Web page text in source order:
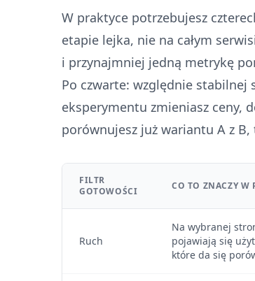
W praktyce potrzebujesz
etapie lejka, nie na całym
i przynajmniej jedną metrykę
Po czwarte: względnie stabilnej
eksperymentu zmieniasz ceny,
porównujesz już wariantu A z
FILTR
GOTOWOŚCI
CO TO ZNACZY W
Ruch
Na wybranej
pojawiają się
które da się